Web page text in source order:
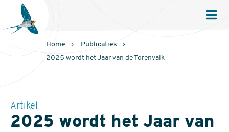
Sovon
Homepage
Home
Publicaties
2025 wordt het Jaar van de Torenvalk
Artikel
2025 wordt het Jaar van